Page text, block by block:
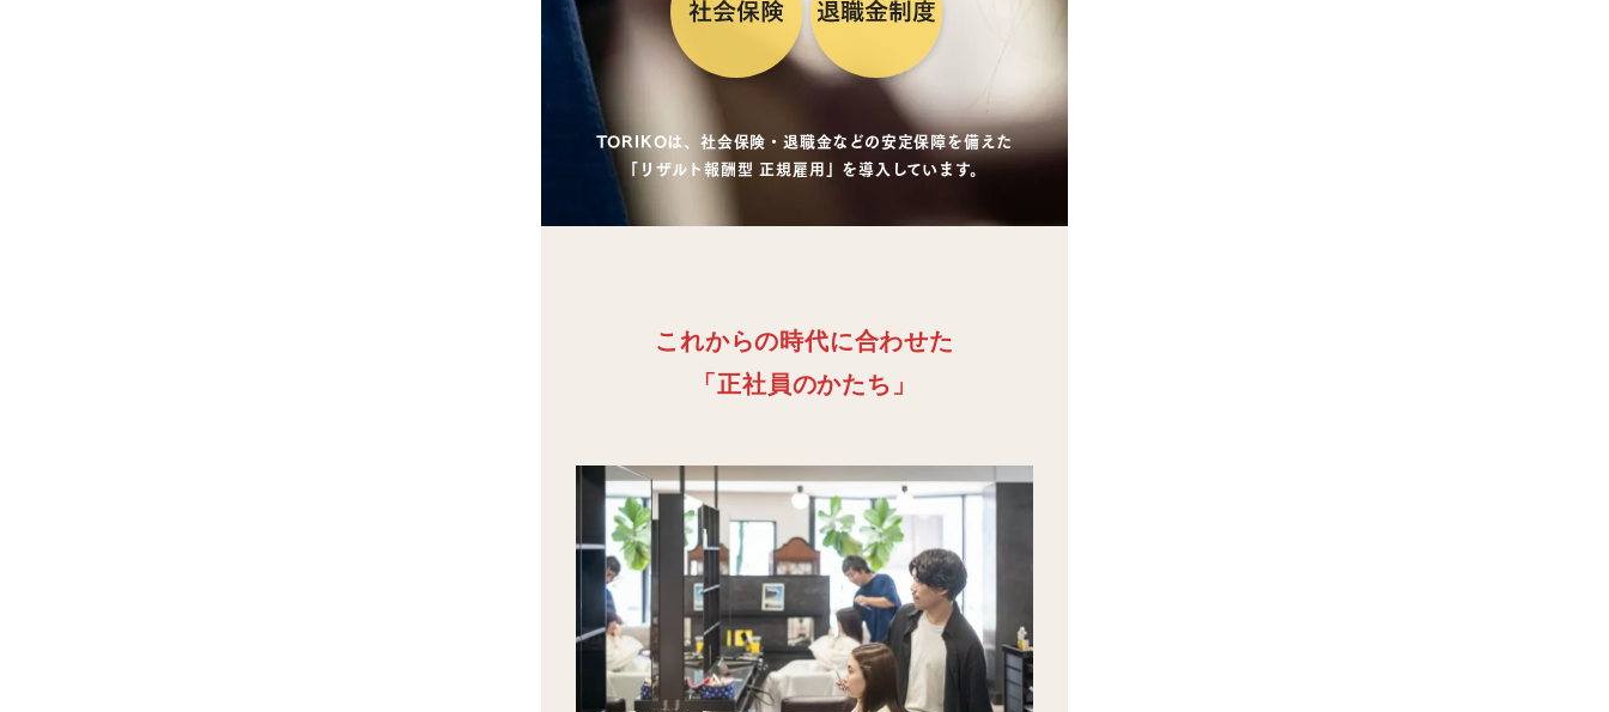
TORIKOは、社会保険・退職金などの安定保障を備えた
「リザルト報酬型 正規雇用」を導入しています。
これからの時代に合わせた
「正社員のかたち」